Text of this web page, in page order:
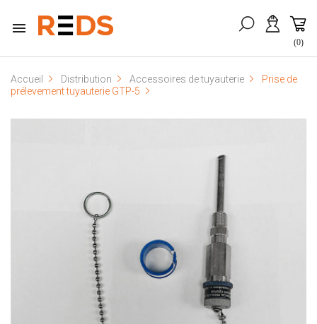

(0)
Accueil Distribution Accessoires de tuyauterie
Prise de
prélevement tuyauterie GTP-5